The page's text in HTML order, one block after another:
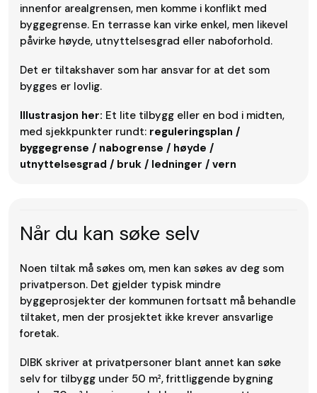
innenfor arealgrensen, men komme i konflikt med
byggegrense. En terrasse kan virke enkel, men likevel
påvirke høyde, utnyttelsesgrad eller naboforhold.
Det er tiltakshaver som har ansvar for at det som
bygges er lovlig.
Illustrasjon her: Et lite tilbygg eller en bod i midten,
med sjekkpunkter rundt: reguleringsplan /
byggegrense / nabogrense / høyde /
utnyttelsesgrad / bruk / ledninger / vern
Når du kan søke selv
Noen tiltak må søkes om, men kan søkes av deg som
privatperson. Det gjelder typisk mindre
byggeprosjekter der kommunen fortsatt må behandle
tiltaket, men der prosjektet ikke krever ansvarlige
foretak.
DIBK skriver at privatpersoner blant annet kan søke
selv for tilbygg under 50 m², frittliggende bygning